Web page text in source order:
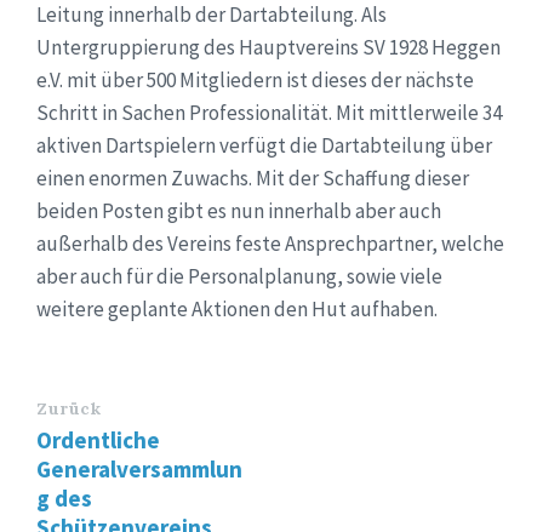
Leitung innerhalb der Dartabteilung. Als
Untergruppierung des Hauptvereins SV 1928 Heggen
e.V. mit über 500 Mitgliedern ist dieses der nächste
Schritt in Sachen Professionalität. Mit mittlerweile 34
aktiven Dartspielern verfügt die Dartabteilung über
einen enormen Zuwachs. Mit der Schaffung dieser
beiden Posten gibt es nun innerhalb aber auch
außerhalb des Vereins feste Ansprechpartner, welche
aber auch für die Personalplanung, sowie viele
weitere geplante Aktionen den Hut aufhaben.
Zurück
Ordentliche
Generalversammlun
g des